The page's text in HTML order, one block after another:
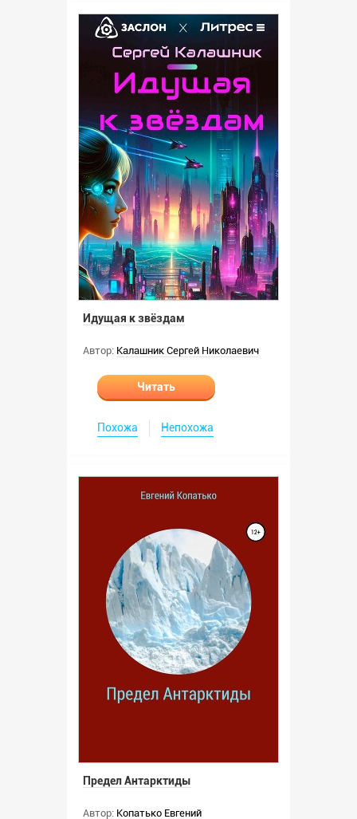
Идущая к звёздам
Автор: Калашник Сергей Николаевич
Читать
Похожа Непохожа
Предел Антарктиды
Автор: Копатько Евгений